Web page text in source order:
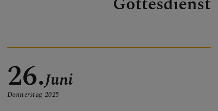
GOTTESDIENSTE
PFARRBRIEF
PFARRKIRCHE
26.
Donnerstag
Juni
2025